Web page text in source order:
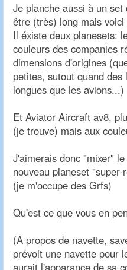
Je planche aussi à un
être (très) long mais voici
Il éxiste deux planesets:
couleurs des companies
dimensions d'origines
petites, sutout quand
longues que les
Et Aviator Aircraft av8,
(je trouve) mais aux
J'aimerais donc "mixer"
nouveau planeset
(je m'occupe des Grfs)
Qu'est ce que vous en
(A propos de navette,
prévoit une navette pour
aurait l'apparance de sa